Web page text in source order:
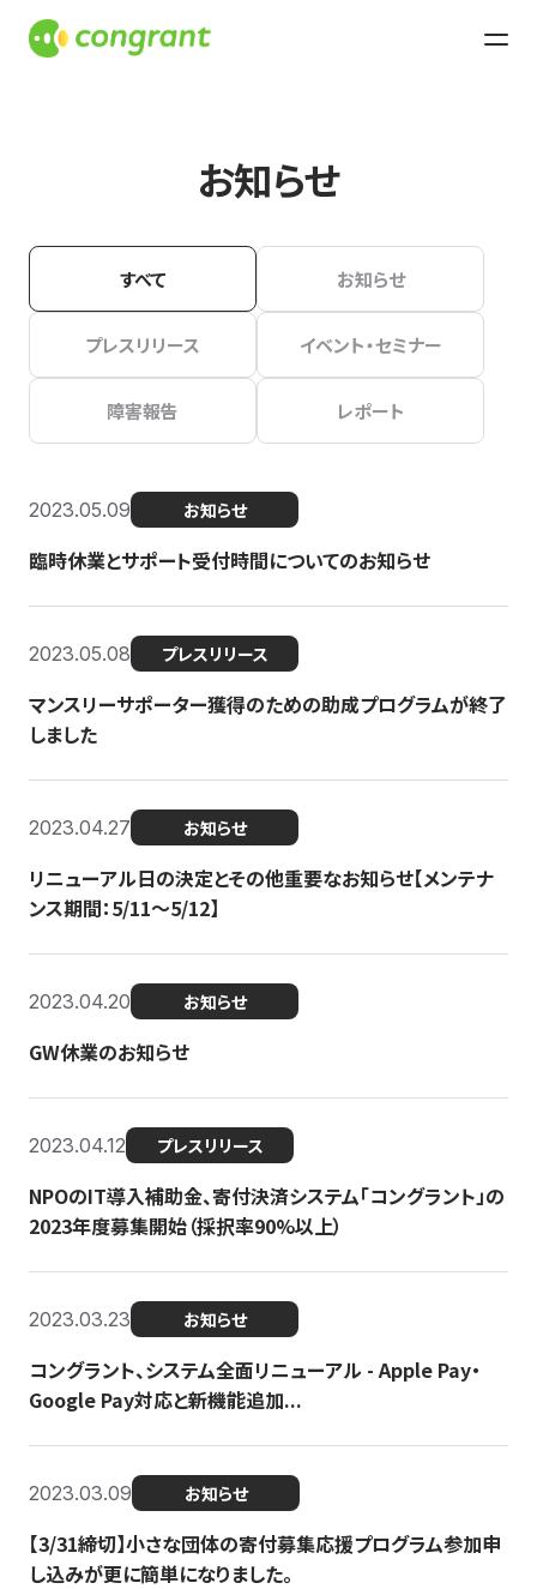
お知らせ
すべて お知らせ
プレスリリース イベント・セミナー
障害報告 レポート
2023.05.09 お知らせ
臨時休業とサポート受付時間についてのお知らせ
2023.05.08 プレスリリース
マンスリーサポーター獲得のための助成プログラムが終了
しました
2023.04.27 お知らせ
リニューアル日の決定とその他重要なお知らせ【メンテナ
ンス期間：5/11～5/12】
2023.04.20 お知らせ
GW休業のお知らせ
2023.04.12 プレスリリース
NPOのIT導入補助金、寄付決済システム「コングラント」の
2023年度募集開始（採択率90%以上）
2023.03.23 お知らせ
コングラント、システム全面リニューアル - Apple Pay・
Google Pay対応と新機能追加...
2023.03.09 お知らせ
【3/31締切】小さな団体の寄付募集応援プログラム参加申
し込みが更に簡単になりました。